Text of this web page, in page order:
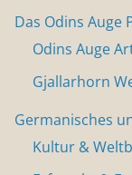
Das Odins Auge
Odins Auge
Gjallarhorn
Germanisches
Kultur &